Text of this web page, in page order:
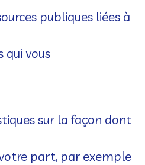
publiques liées à
qui vous
sur la façon dont
part, par exemple